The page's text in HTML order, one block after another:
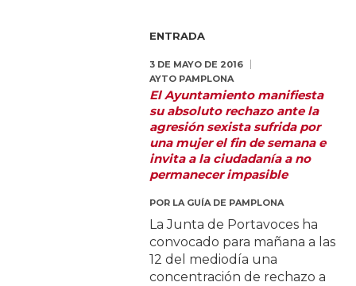
ENTRADA
3 DE MAYO DE 2016
AYTO PAMPLONA
El Ayuntamiento manifiesta
su absoluto rechazo ante la
agresión sexista sufrida por
una mujer el fin de semana e
invita a la ciudadanía a no
permanecer impasible
POR LA GUÍA DE PAMPLONA
La Junta de Portavoces ha
convocado para mañana a las
12 del mediodía una
concentración de rechazo a